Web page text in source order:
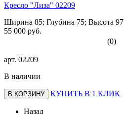
Кресло "Лиза" 02209
Ширина 85; Глубина 75; Высота 97
55 000 руб.
(0)
арт. 02209
В наличии
В КОРЗИНУ КУПИТЬ В 1 КЛИК
Назад